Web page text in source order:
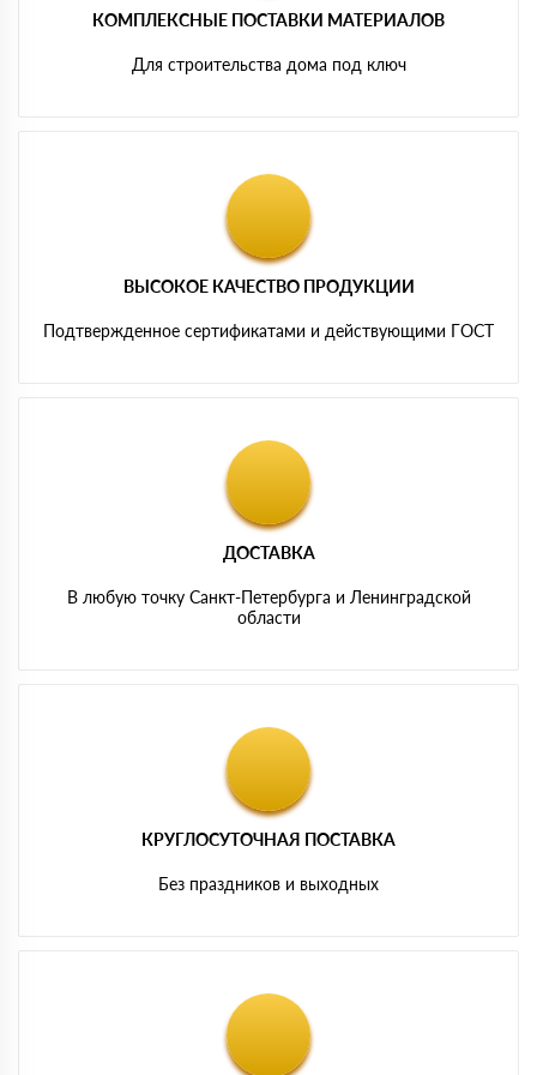
КОМПЛЕКСНЫЕ ПОСТАВКИ МАТЕРИАЛОВ
Для строительства дома под ключ
ВЫСОКОЕ КАЧЕСТВО ПРОДУКЦИИ
Подтвержденное сертификатами и действующими ГОСТ
ДОСТАВКА
В любую точку Санкт-Петербурга и Ленинградской
области
КРУГЛОСУТОЧНАЯ ПОСТАВКА
Без праздников и выходных